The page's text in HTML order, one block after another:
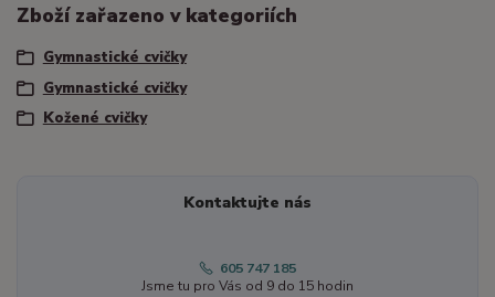
Zboží zařazeno v kategoriích
Gymnastické cvičky
Gymnastické cvičky
Kožené cvičky
Kontaktujte nás
605 747 185
Jsme tu pro Vás od 9 do 15 hodin